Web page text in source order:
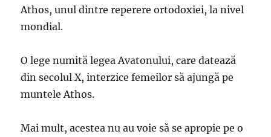
Athos, unul dintre reperere ortodoxiei, la nivel
mondial.
O lege numită legea Avatonului, care datează
din secolul X, interzice femeilor să ajungă pe
muntele Athos.
Mai mult, acestea nu au voie să se apropie pe o